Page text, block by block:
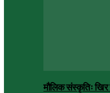
मौलिक संस्कृतिः